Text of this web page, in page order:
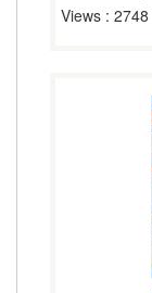
Views :